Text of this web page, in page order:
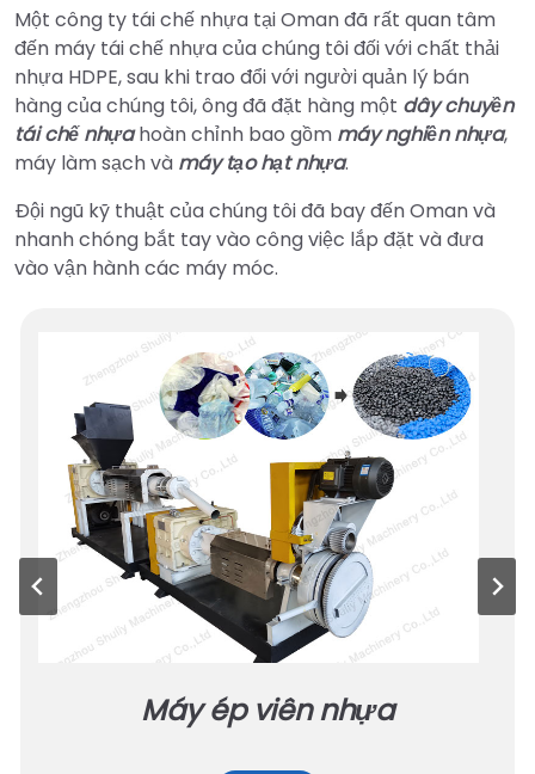
Một công ty tái chế nhựa tại Oman đã rất quan tâm
đến máy tái chế nhựa của chúng tôi đối với chất thải
nhựa HDPE, sau khi trao đổi với người quản lý bán
hàng của chúng tôi, ông đã đặt hàng một dây chuyền
tái chế nhựahoàn chỉnh bao gồm máy nghiền nhựa,
máy làm sạch và máy tạo hạt nhựa.
Đội ngũ kỹ thuật của chúng tôi đã bay đến Oman và
nhanh chóng bắt tay vào công việc lắp đặt và đưa
vào vận hành các máy móc.
Máy ép viên nhựa